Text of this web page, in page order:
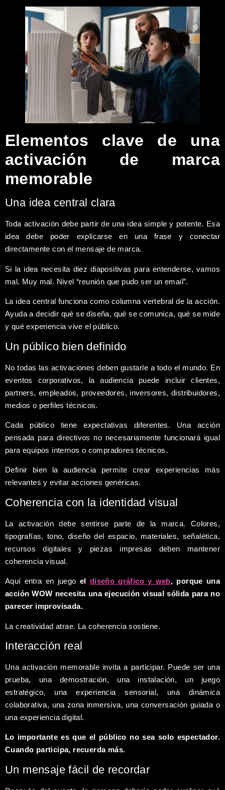
Elementos clave de una
activación de marca
memorable
Una idea central clara
Toda activación debe partir de una idea simple y potente. Esa
idea debe poder explicarse en una frase y conectar
directamente con el mensaje de marca.
Si la idea necesita diez diapositivas para entenderse, vamos
mal. Muy mal. Nivel “reunión que pudo ser un email”.
La idea central funciona como columna vertebral de la acción.
Ayuda a decidir qué se diseña, qué se comunica, qué se mide
y qué experiencia vive el público.
Un público bien definido
No todas las activaciones deben gustarle a todo el mundo. En
eventos corporativos, la audiencia puede incluir clientes,
partners, empleados, proveedores, inversores, distribuidores,
medios o perfiles técnicos.
Cada público tiene expectativas diferentes. Una acción
pensada para directivos no necesariamente funcionará igual
para equipos internos o compradores técnicos.
Definir bien la audiencia permite crear experiencias más
relevantes y evitar acciones genéricas.
Coherencia con la identidad visual
La activación debe sentirse parte de la marca. Colores,
tipografías, tono, diseño del espacio, materiales, señalética,
recursos digitales y piezas impresas deben mantener
coherencia visual.
Aquí entra en juego el diseño gráfico y web, porque una
acción WOW necesita una ejecución visual sólida para no
parecer improvisada.
La creatividad atrae. La coherencia sostiene.
Interacción real
Una activación memorable invita a participar. Puede ser una
prueba, una demostración, una instalación, un juego
estratégico, una experiencia sensorial, una dinámica
colaborativa, una zona inmersiva, una conversación guiada o
una experiencia digital.
Lo importante es que el público no sea solo espectador.
Cuando participa, recuerda más.
Un mensaje fácil de recordar